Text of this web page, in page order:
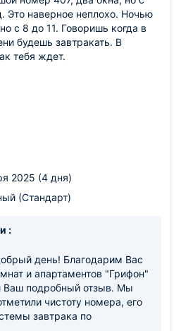
Это наверное неплохо. Ночью
с 8 до 11. Говоришь когда в
будешь завтракать. В
тебя ждет.
комнатной температуры. Но
домашние тапочки только
типа шведский стол, но все по
вместе но по две на
по две. Три яблочка
следит чтобы лишнего не
колесика и сыру
горло не лезет. Овсянка
добавкой молока чтоб
не разваренные отдельно,
зачем-то сыпят в кашу сахар.
на кухне , а вот за пакетик
100 руб. Кулера нет.
с , вероятнее всего,
2025 (4 дня)
(Стандарт)
:
день! Благодарим Вас
и апартаментов "Грифон"
Ваш подробный отзыв. Мы
чистоту номера, его
завтрака по